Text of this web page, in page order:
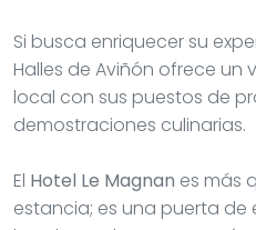
Si busca enriquecer su
Halles de Aviñón ofrece un
local con sus puestos de
demostraciones culinarias.
El Hotel Le Magnan es más
estancia; es una puerta